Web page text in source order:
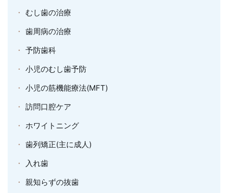
むし歯の治療
歯周病の治療
予防歯科
小児のむし歯予防
小児の筋機能療法(MFT)
訪問口腔ケア
ホワイトニング
歯列矯正(主に成人)
入れ歯
親知らずの抜歯